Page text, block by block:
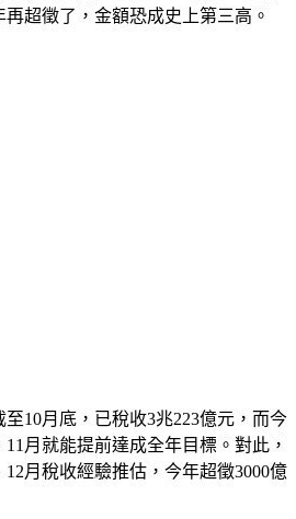
超徵了，金額恐成史上第三高。
10月底，已稅收3兆223億元，而今
月就能提前達成全年目標。對此，
月稅收經驗推估，今年超徵3000億